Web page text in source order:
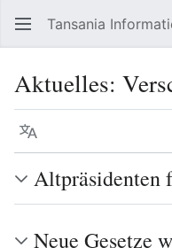
Tansania
Aktuelles:
Sprache
Altpräsidenten
Neue Gesetze